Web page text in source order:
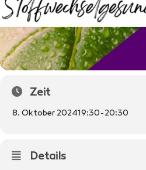
Zeit
8. Oktober 202419:30-20:30
Details